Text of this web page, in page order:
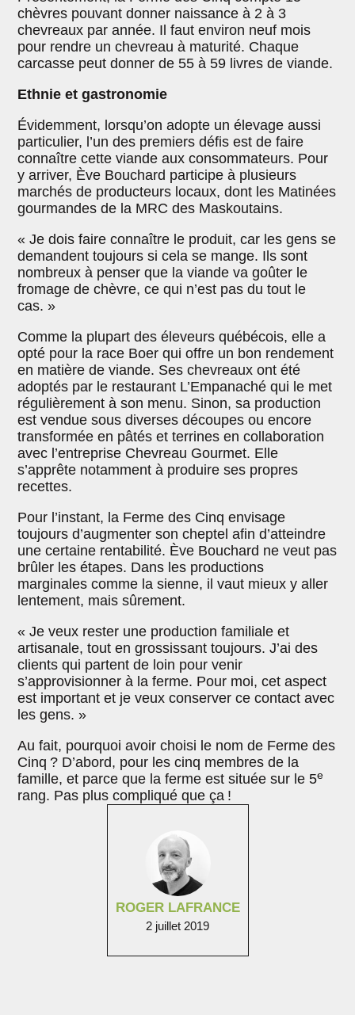
ROGER LAFRANCE
2 juillet 2019
chèvres pouvant donner naissance à 2 à 3
chevreaux par année. Il faut environ neuf mois
pour rendre un chevreau à maturité. Chaque
carcasse peut donner de 55 à 59 livres de viande.
Ethnie et gastronomie
Évidemment, lorsqu’on adopte un élevage aussi
particulier, l’un des premiers défis est de faire
connaître cette viande aux consommateurs. Pour
y arriver, Ève Bouchard participe à plusieurs
marchés de producteurs locaux, dont les Matinées
gourmandes de la MRC des Maskoutains.
« Je dois faire connaître le produit, car les gens se
demandent toujours si cela se mange. Ils sont
nombreux à penser que la viande va goûter le
fromage de chèvre, ce qui n’est pas du tout le
cas. »
Comme la plupart des éleveurs québécois, elle a
opté pour la race Boer qui offre un bon rendement
en matière de viande. Ses chevreaux ont été
adoptés par le restaurant L’Empanaché qui le met
régulièrement à son menu. Sinon, sa production
est vendue sous diverses découpes ou encore
transformée en pâtés et terrines en collaboration
avec l’entreprise Chevreau Gourmet. Elle
s’apprête notamment à produire ses propres
recettes.
Pour l’instant, la Ferme des Cinq envisage
toujours d’augmenter son cheptel afin d’atteindre
une certaine rentabilité. Ève Bouchard ne veut pas
brûler les étapes. Dans les productions
marginales comme la sienne, il vaut mieux y aller
lentement, mais sûrement.
« Je veux rester une production familiale et
artisanale, tout en grossissant toujours. J’ai des
clients qui partent de loin pour venir
s’approvisionner à la ferme. Pour moi, cet aspect
est important et je veux conserver ce contact avec
les gens. »
Au fait, pourquoi avoir choisi le nom de Ferme des
Cinq ? D’abord, pour les cinq membres de la
famille, et parce que la ferme est située sur le 5e
rang. Pas plus compliqué que ça !